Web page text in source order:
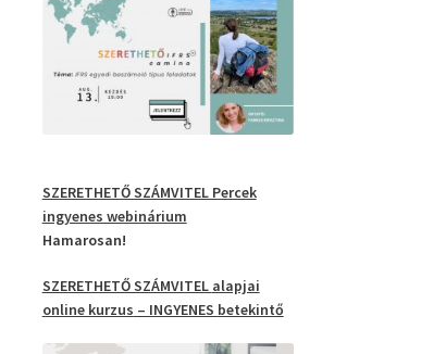
SZERETHETŐ SZÁMVITEL Percek
ingyenes webinárium
Hamarosan!
SZERETHETŐ SZÁMVITEL alapjai
online kurzus – INGYENES betekintő